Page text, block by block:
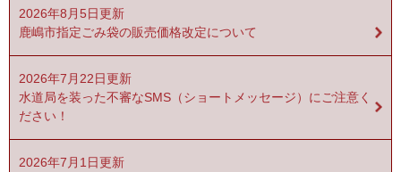
2026年8月5日更新
鹿嶋市指定ごみ袋の販売価格改定について
2026年7月22日更新
水道局を装った不審なSMS（ショートメッセージ）にご注意く
ださい！
2026年7月1日更新